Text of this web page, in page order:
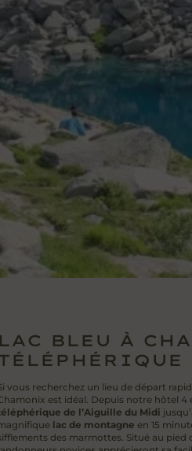
LAC BLEU À
vous recherchez un lieu de départ
est idéal. Depuis notre hôtel 4
de l’Aiguille du Midi
lac de montagne en 15
des marmottes. Situé au pied